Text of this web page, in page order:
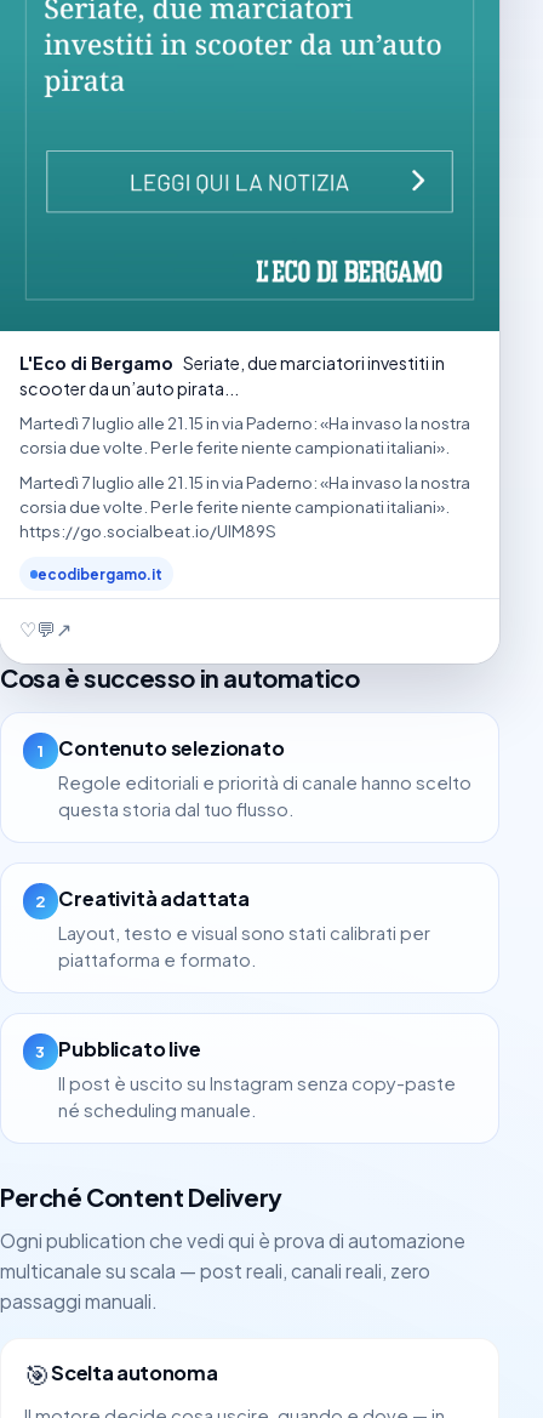
L'Eco di Bergamo Seriate, due marciatori investiti in
scooter da un’auto pirata...
Martedì 7 luglio alle 21.15 in via Paderno: «Ha invaso la nostra
corsia due volte. Per le ferite niente campionati italiani».
Martedì 7 luglio alle 21.15 in via Paderno: «Ha invaso la nostra
corsia due volte. Per le ferite niente campionati italiani».
https://go.socialbeat.io/UIM89S
ecodibergamo.it
♡💬↗
Cosa è successo in automatico
1 Contenuto selezionato
Regole editoriali e priorità di canale hanno scelto
questa storia dal tuo flusso.
2 Creatività adattata
Layout, testo e visual sono stati calibrati per
piattaforma e formato.
3 Pubblicato live
Il post è uscito su Instagram senza copy-paste
né scheduling manuale.
Perché Content Delivery
Ogni publication che vedi qui è prova di automazione
multicanale su scala — post reali, canali reali, zero
passaggi manuali.
🎯Scelta autonoma